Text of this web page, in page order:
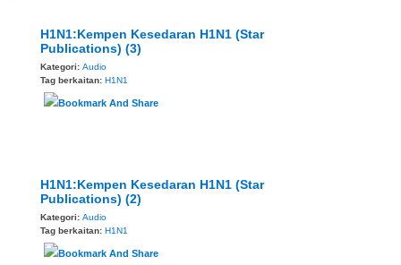
H1N1:Kempen Kesedaran H1N1 (Star
Publications) (3)
Kategori: Audio
Tag berkaitan: H1N1
H1N1:Kempen Kesedaran H1N1 (Star
Publications) (2)
Kategori: Audio
Tag berkaitan: H1N1